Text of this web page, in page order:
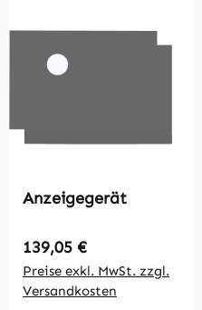
Anzeigegerät
Regulärer Preis:
139,05 €
Preise exkl. MwSt. zzgl.
Versandkosten